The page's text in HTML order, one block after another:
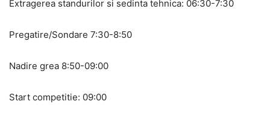
Extragerea standurilor si sedinta tehnica: 06:30-7:30
Pregatire/Sondare 7:30-8:50
Nadire grea 8:50-09:00
Start competitie: 09:00